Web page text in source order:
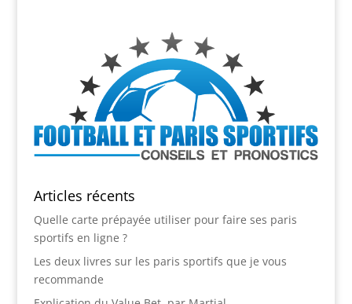
Articles récents
Quelle carte prépayée utiliser pour faire ses paris
sportifs en ligne ?
Les deux livres sur les paris sportifs que je vous
recommande